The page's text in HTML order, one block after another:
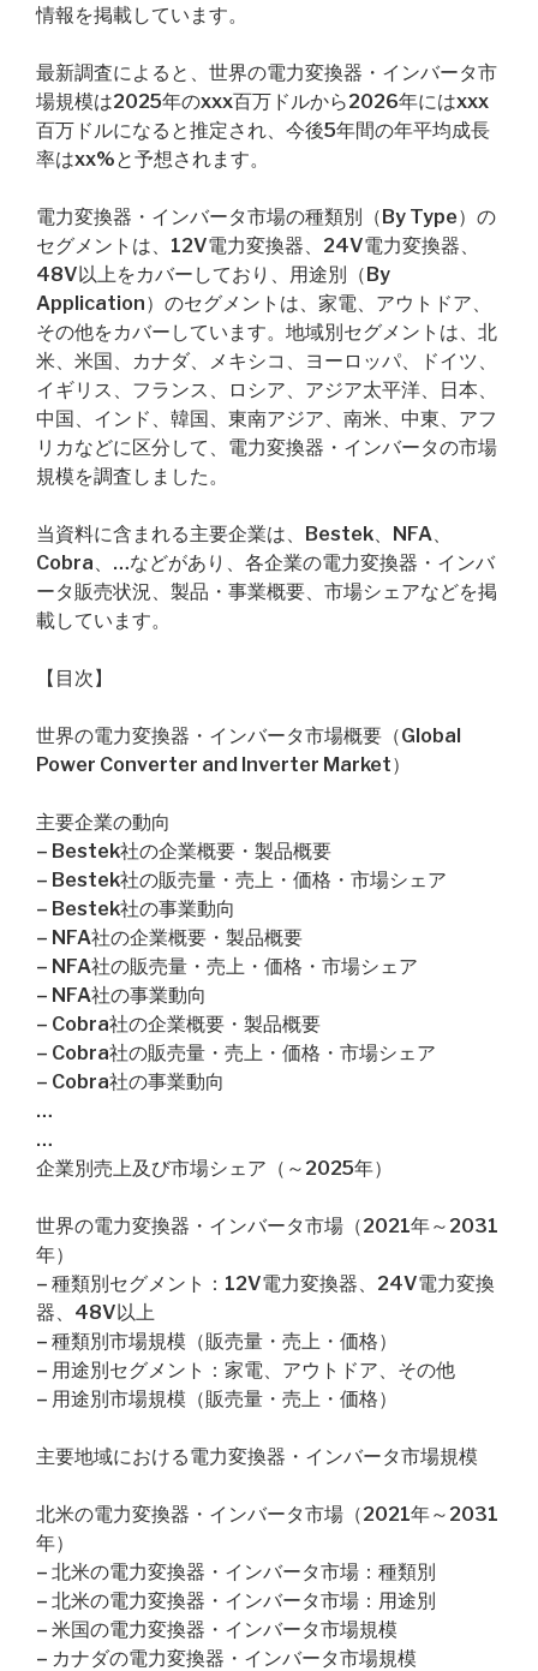
情報を掲載しています。
最新調査によると、世界の電力変換器・インバータ市
場規模は2025年のxxx百万ドルから2026年にはxxx
百万ドルになると推定され、今後5年間の年平均成長
率はxx%と予想されます。
電力変換器・インバータ市場の種類別（By Type）の
セグメントは、12V電力変換器、24V電力変換器、
48V以上をカバーしており、用途別（By
Application）のセグメントは、家電、アウトドア、
その他をカバーしています。地域別セグメントは、北
米、米国、カナダ、メキシコ、ヨーロッパ、ドイツ、
イギリス、フランス、ロシア、アジア太平洋、日本、
中国、インド、韓国、東南アジア、南米、中東、アフ
リカなどに区分して、電力変換器・インバータの市場
規模を調査しました。
当資料に含まれる主要企業は、Bestek、NFA、
Cobra、…などがあり、各企業の電力変換器・インバ
ータ販売状況、製品・事業概要、市場シェアなどを掲
載しています。
【目次】
世界の電力変換器・インバータ市場概要（Global
Power Converter and Inverter Market）
主要企業の動向
– Bestek社の企業概要・製品概要
– Bestek社の販売量・売上・価格・市場シェア
– Bestek社の事業動向
– NFA社の企業概要・製品概要
– NFA社の販売量・売上・価格・市場シェア
– NFA社の事業動向
– Cobra社の企業概要・製品概要
– Cobra社の販売量・売上・価格・市場シェア
– Cobra社の事業動向
…
…
企業別売上及び市場シェア（～2025年）
世界の電力変換器・インバータ市場（2021年～2031
年）
– 種類別セグメント：12V電力変換器、24V電力変換
器、48V以上
– 種類別市場規模（販売量・売上・価格）
– 用途別セグメント：家電、アウトドア、その他
– 用途別市場規模（販売量・売上・価格）
主要地域における電力変換器・インバータ市場規模
北米の電力変換器・インバータ市場（2021年～2031
年）
– 北米の電力変換器・インバータ市場：種類別
– 北米の電力変換器・インバータ市場：用途別
– 米国の電力変換器・インバータ市場規模
– カナダの電力変換器・インバータ市場規模